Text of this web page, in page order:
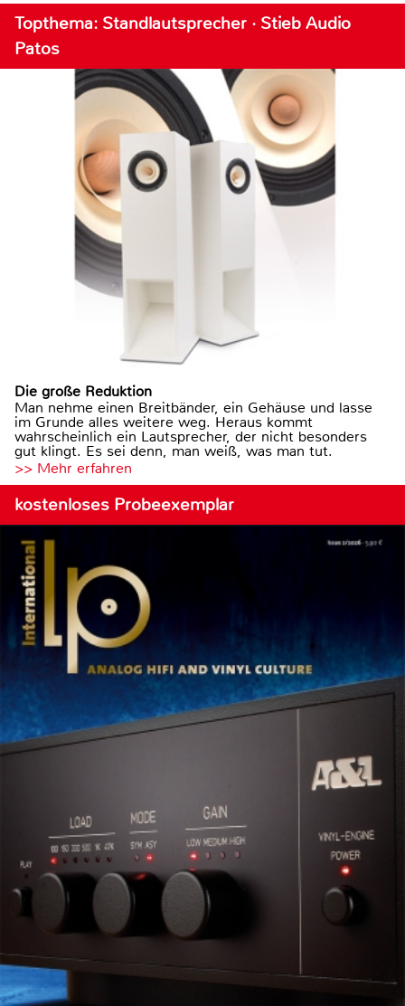
Topthema: Standlautsprecher · Stieb Audio
Patos
Die große Reduktion
Man nehme einen Breitbänder, ein Gehäuse und lasse
im Grunde alles weitere weg. Heraus kommt
wahrscheinlich ein Lautsprecher, der nicht besonders
gut klingt. Es sei denn, man weiß, was man tut.
>> Mehr erfahren
kostenloses Probeexemplar